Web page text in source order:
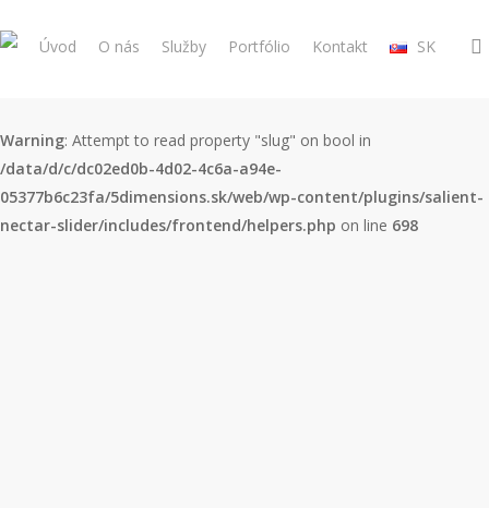
to
Úvod O nás Služby Portfólio Kontakt SK
Warning: Attempt to read property "slug" on bool in
/data/d/c/dc02ed0b-4d02-4c6a-a94e-
05377b6c23fa/5dimensions.sk/web/wp-content/plugins/salient-
nectar-slider/includes/frontend/helpers.php on line 698